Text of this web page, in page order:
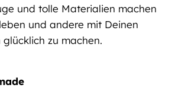
und tolle Materialien machen
und andere mit Deinen
zu machen.